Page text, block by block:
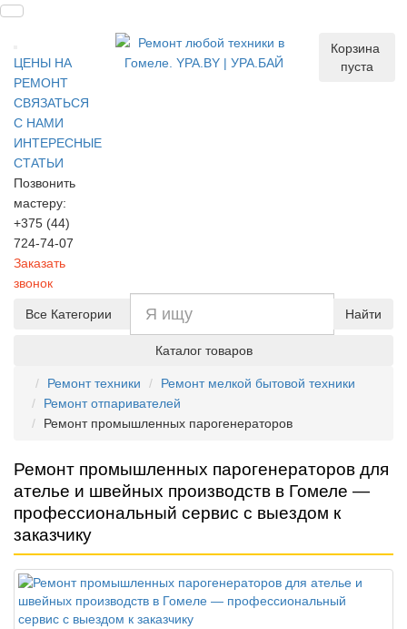
ЦЕНЫ НА
РЕМОНТ
СВЯЗАТЬСЯ
С НАМИ
ИНТЕРЕСНЫЕ
СТАТЬИ
Позвонить
мастеру:
+375 (44)
724-74-07
Заказать
звонок
Корзина
пуста
Все Категории Найти
Каталог товаров
Ремонт техники
Ремонт мелкой бытовой техники
Ремонт отпаривателей
Ремонт промышленных парогенераторов
Ремонт промышленных парогенераторов для
ателье и швейных производств в Гомеле —
профессиональный сервис с выездом к
заказчику